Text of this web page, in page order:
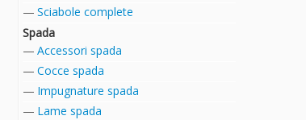
Sciabole complete
Spada
Accessori spada
Cocce spada
Impugnature spada
Lame spada